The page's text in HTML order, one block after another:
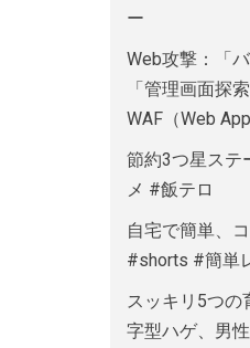
ー
Web攻撃：「
「管理画面探
WAF（Web
節約3つ星ステ
メ #飯テロ
自宅で簡単、
#shorts #簡単
スッキリ5つの
字型ハゲ、男